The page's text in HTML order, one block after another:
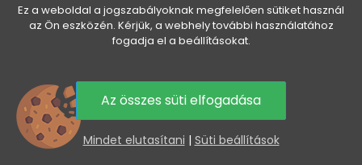
LUCA boxspring ágy 200x200 - fekete + INGYENES topper
Normál
ár
415 965 Ft Ár
360 010 Ft
0
Ez a weboldal a jogszabályoknak megfelelően sütiket használ
az Ön eszközén. Kérjük, a webhely további használatához
fogadja el a beállításokat.
Az összes süti elfogadása
Mindet elutasítani | Süti beállítások